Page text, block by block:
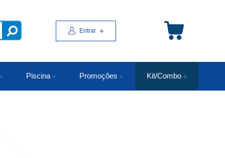
Entrar
Piscina Promoções Kit/Combo